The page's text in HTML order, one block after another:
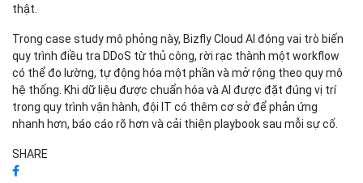
thật.
Trong case study mô phỏng này, Bizfly Cloud AI đóng vai trò biến
quy trình điều tra DDoS từ thủ công, rời rạc thành một workflow
có thể đo lường, tự động hóa một phần và mở rộng theo quy mô
hệ thống. Khi dữ liệu được chuẩn hóa và AI được đặt đúng vị trí
trong quy trình vận hành, đội IT có thêm cơ sở để phản ứng
nhanh hơn, báo cáo rõ hơn và cải thiện playbook sau mỗi sự cố.
SHARE